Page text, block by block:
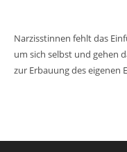
Narzisstinnen fehlt das
um sich selbst und gehen
zur Erbauung des eigenen